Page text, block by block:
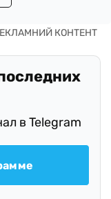
в Telegram